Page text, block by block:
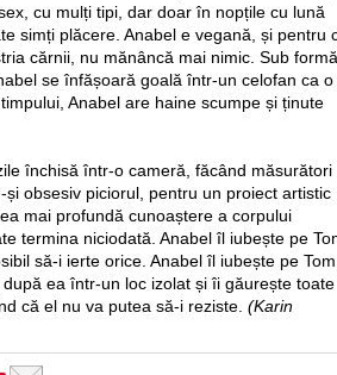
cu mulți tipi, dar doar în nopțile cu lună
simți plăcere. Anabel e vegană, și pentru
cărnii, nu mănâncă mai nimic. Sub formă
se înfășoară goală într-un celofan ca o
Anabel are haine scumpe și ținute
închisă într-o cameră, făcând măsurători
obsesiv piciorul, pentru un proiect artistic
mai profundă cunoaștere a corpului
termina niciodată. Anabel îl iubește pe
să-i ierte orice. Anabel îl iubește pe Tom
ea într-un loc izolat și îi găurește toate
că el nu va putea să-i reziste. (Karin